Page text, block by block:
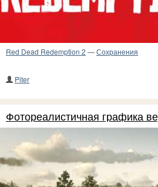
Red Dead Redemption 2 —Сохранения
Piter
Фотореалистичная графика